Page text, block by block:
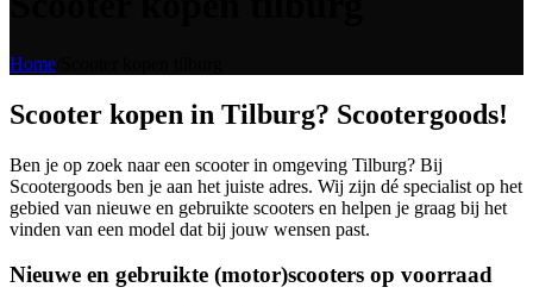
Home
Scooter kopen in Tilburg? Scootergoods!
Ben je op zoek naar een scooter in omgeving Tilburg? Bij
Scootergoods ben je aan het juiste adres. Wij zijn dé specialist op het
gebied van nieuwe en gebruikte scooters en helpen je graag bij het
vinden van een model dat bij jouw wensen past.
Nieuwe en gebruikte (motor)scooters op voorraad